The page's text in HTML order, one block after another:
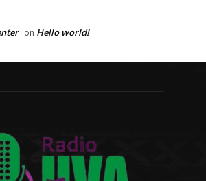
on Hello world!